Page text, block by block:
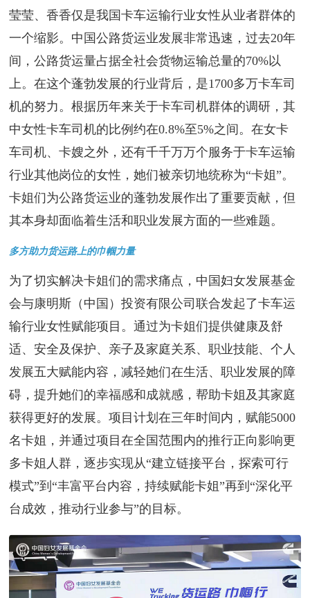
莹莹、香香仅是我国卡车运输行业女性从业者群体的
一个缩影。中国公路货运业发展非常迅速，过去20年
间，公路货运量占据全社会货物运输总量的70%以
上。在这个蓬勃发展的行业背后，是1700多万卡车司
机的努力。根据历年来关于卡车司机群体的调研，其
中女性卡车司机的比例约在0.8%至5%之间。在女卡
车司机、卡嫂之外，还有千千万万个服务于卡车运输
行业其他岗位的女性，她们被亲切地统称为“卡姐”。
卡姐们为公路货运业的蓬勃发展作出了重要贡献，但
其本身却面临着生活和职业发展方面的一些难题。
多方助力货运路上的巾帼力量
为了切实解决卡姐们的需求痛点，中国妇女发展基金
会与康明斯（中国）投资有限公司联合发起了卡车运
输行业女性赋能项目。通过为卡姐们提供健康及舒
适、安全及保护、亲子及家庭关系、职业技能、个人
发展五大赋能内容，减轻她们在生活、职业发展的障
碍，提升她们的幸福感和成就感，帮助卡姐及其家庭
获得更好的发展。项目计划在三年时间内，赋能5000
名卡姐，并通过项目在全国范围内的推行正向影响更
多卡姐人群，逐步实现从“建立链接平台，探索可行
模式”到“丰富平台内容，持续赋能卡姐”再到“深化平
台成效，推动行业参与”的目标。